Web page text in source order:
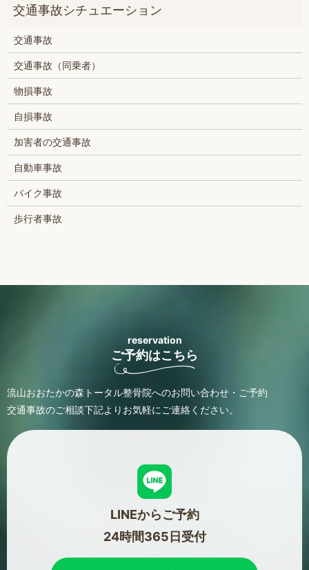
交通事故
交通事故（同乗者）
物損事故
自損事故
加害者の交通事故
自動車事故
バイク事故
歩行者事故
reservation
ご予約はこちら
流山おおたかの森トータル整骨院へのお問い合わせ・ご予約
交通事故のご相談下記よりお気軽にご連絡ください。
LINEからご予約
24時間365日受付